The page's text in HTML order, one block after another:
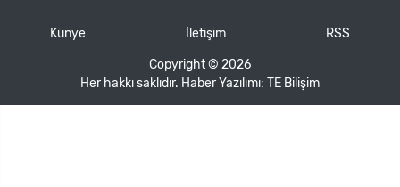
Künye İletişim RSS
Copyright © 2026
Her hakkı saklıdır. Haber Yazılımı: TE Bilişim